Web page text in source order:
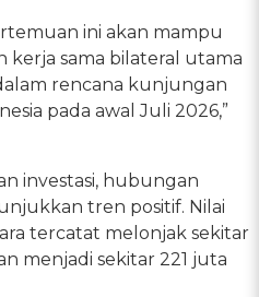
ini akan mampu
kerja sama bilateral utama
rencana kunjungan
pada awal Juli 2026,”
investasi, hubungan
tren positif. Nilai
tercatat melonjak sekitar
menjadi sekitar 221 juta